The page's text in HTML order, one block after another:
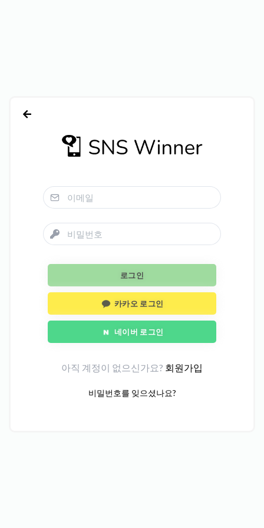
로그인
카카오 로그인
네이버 로그인
아직 계정이 없으신가요? 회원가입
비밀번호를 잊으셨나요?